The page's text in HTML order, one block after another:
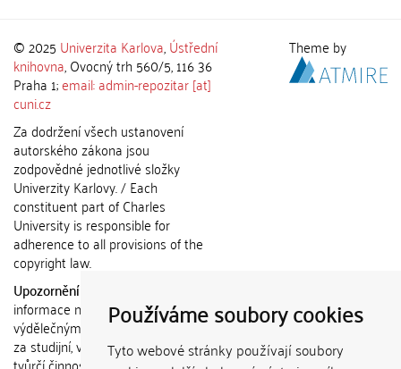
Používáme soubory cookies
Tyto webové stránky používají soubory
© 2025 Univerzita Karlova,Ústřední
knihovna, Ovocný trh 560/5, 116 36
Praha 1;email: admin-repozitar [at]
cuni.cz
Za dodržení všech ustanovení
autorského zákona jsou
zodpovědné jednotlivé složky
Univerzity Karlovy. / Each
constituent part of Charles
University is responsible for
adherence to all provisions of the
copyright law.
Upozornění / Notice:
informace nemohou být použity k
výdělečným účelům nebo vydávány
za studijní, vědeckou nebo jinou
Theme by